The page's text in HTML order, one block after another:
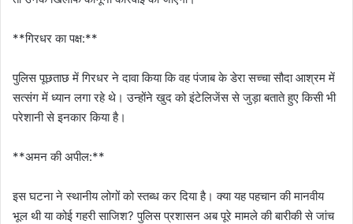
**गिरधर का पक्ष:**
पुलिस पूछताछ में गिरधर ने दावा किया कि वह पंजाब के डेरा सच्चा सौदा आश्रम में
सत्संग में ध्यान लगा रहे थे। उन्होंने खुद को इंटेलिजेंस से जुड़ा बताते हुए किसी भी
परेशानी से इनकार किया है।
**अमन की अपील:**
इस घटना ने स्थानीय लोगों को स्तब्ध कर दिया है। क्या यह पहचान की मानवीय
भूल थी या कोई गहरी साजिश? पुलिस प्रशासन अब पूरे मामले की बारीकी से जांच